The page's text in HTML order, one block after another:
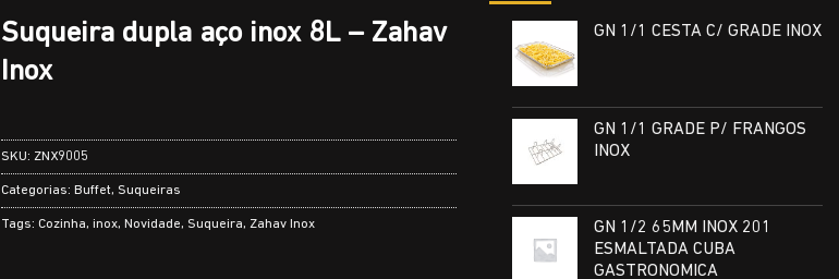
Suqueira dupla aço inox 8L – Zahav
Inox
SKU: ZNX9005
Categorias: Buffet, Suqueiras
Tags: Cozinha, inox, Novidade, Suqueira, Zahav Inox
GN 1/1 CESTA C/ GRADE INOX
GN 1/1 GRADE P/ FRANGOS
INOX
GN 1/2 65MM INOX 201
ESMALTADA CUBA
GASTRONOMICA